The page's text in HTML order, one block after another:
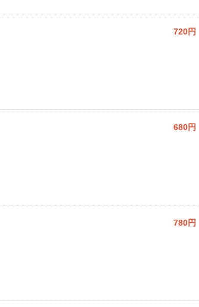
720円
680円
780円